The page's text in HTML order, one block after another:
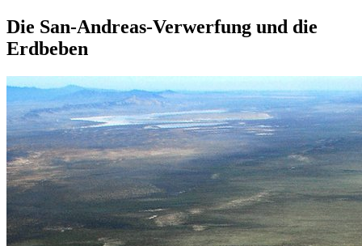
Die San-Andreas-Verwerfung und die
Erdbeben